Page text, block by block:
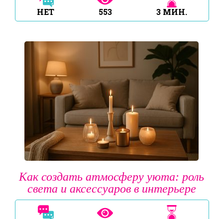
НЕТ 553 3 МИН.
Как создать атмосферу уюта: роль
света и аксессуаров в интерьере